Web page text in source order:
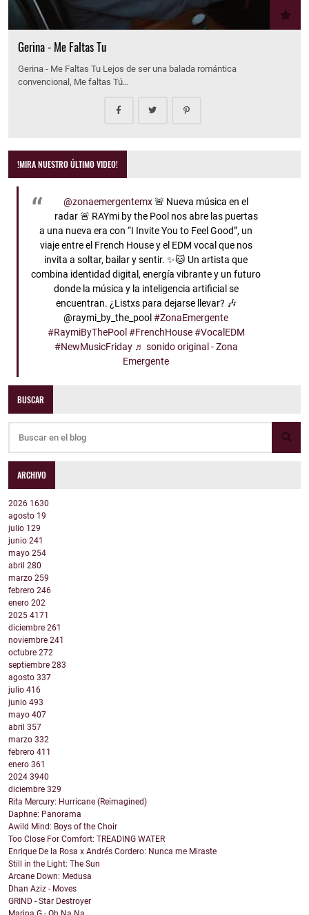
Gerina - Me Faltas Tu
Gerina - Me Faltas Tu Lejos de ser una balada romántica
convencional, Me faltas Tú…
!MIRA NUESTRO ÚLTIMO VIDEO!
@zonaemergentemx🚨 Nueva música en el
radar 🚨 RAYmi by the Pool nos abre las puertas
a una nueva era con “I Invite You to Feel Good”, un
viaje entre el French House y el EDM vocal que nos
invita a soltar, bailar y sentir. ✨🐱 Un artista que
combina identidad digital, energía vibrante y un futuro
donde la música y la inteligencia artificial se
encuentran. ¿Listxs para dejarse llevar? 🎶
@raymi_by_the_pool#ZonaEmergente
#RaymiByThePool #FrenchHouse #VocalEDM
#NewMusicFriday ♬ sonido original - Zona
Emergente
BUSCAR
ARCHIVO
2026 1630
agosto 19
julio 129
junio 241
mayo 254
abril 280
marzo 259
febrero 246
enero 202
2025 4171
diciembre 261
noviembre 241
octubre 272
septiembre 283
agosto 337
julio 416
junio 493
mayo 407
abril 357
marzo 332
febrero 411
enero 361
2024 3940
diciembre 329
Rita Mercury: Hurricane (Reimagined)
Daphne: Panorama
Awild Mind: Boys of the Choir
Too Close For Comfort: TREADING WATER
Enrique De la Rosa x Andrés Cordero: Nunca me Miraste
Still in the Light: The Sun
Arcane Down: Medusa
Dhan Aziz - Moves
GRIND - Star Destroyer